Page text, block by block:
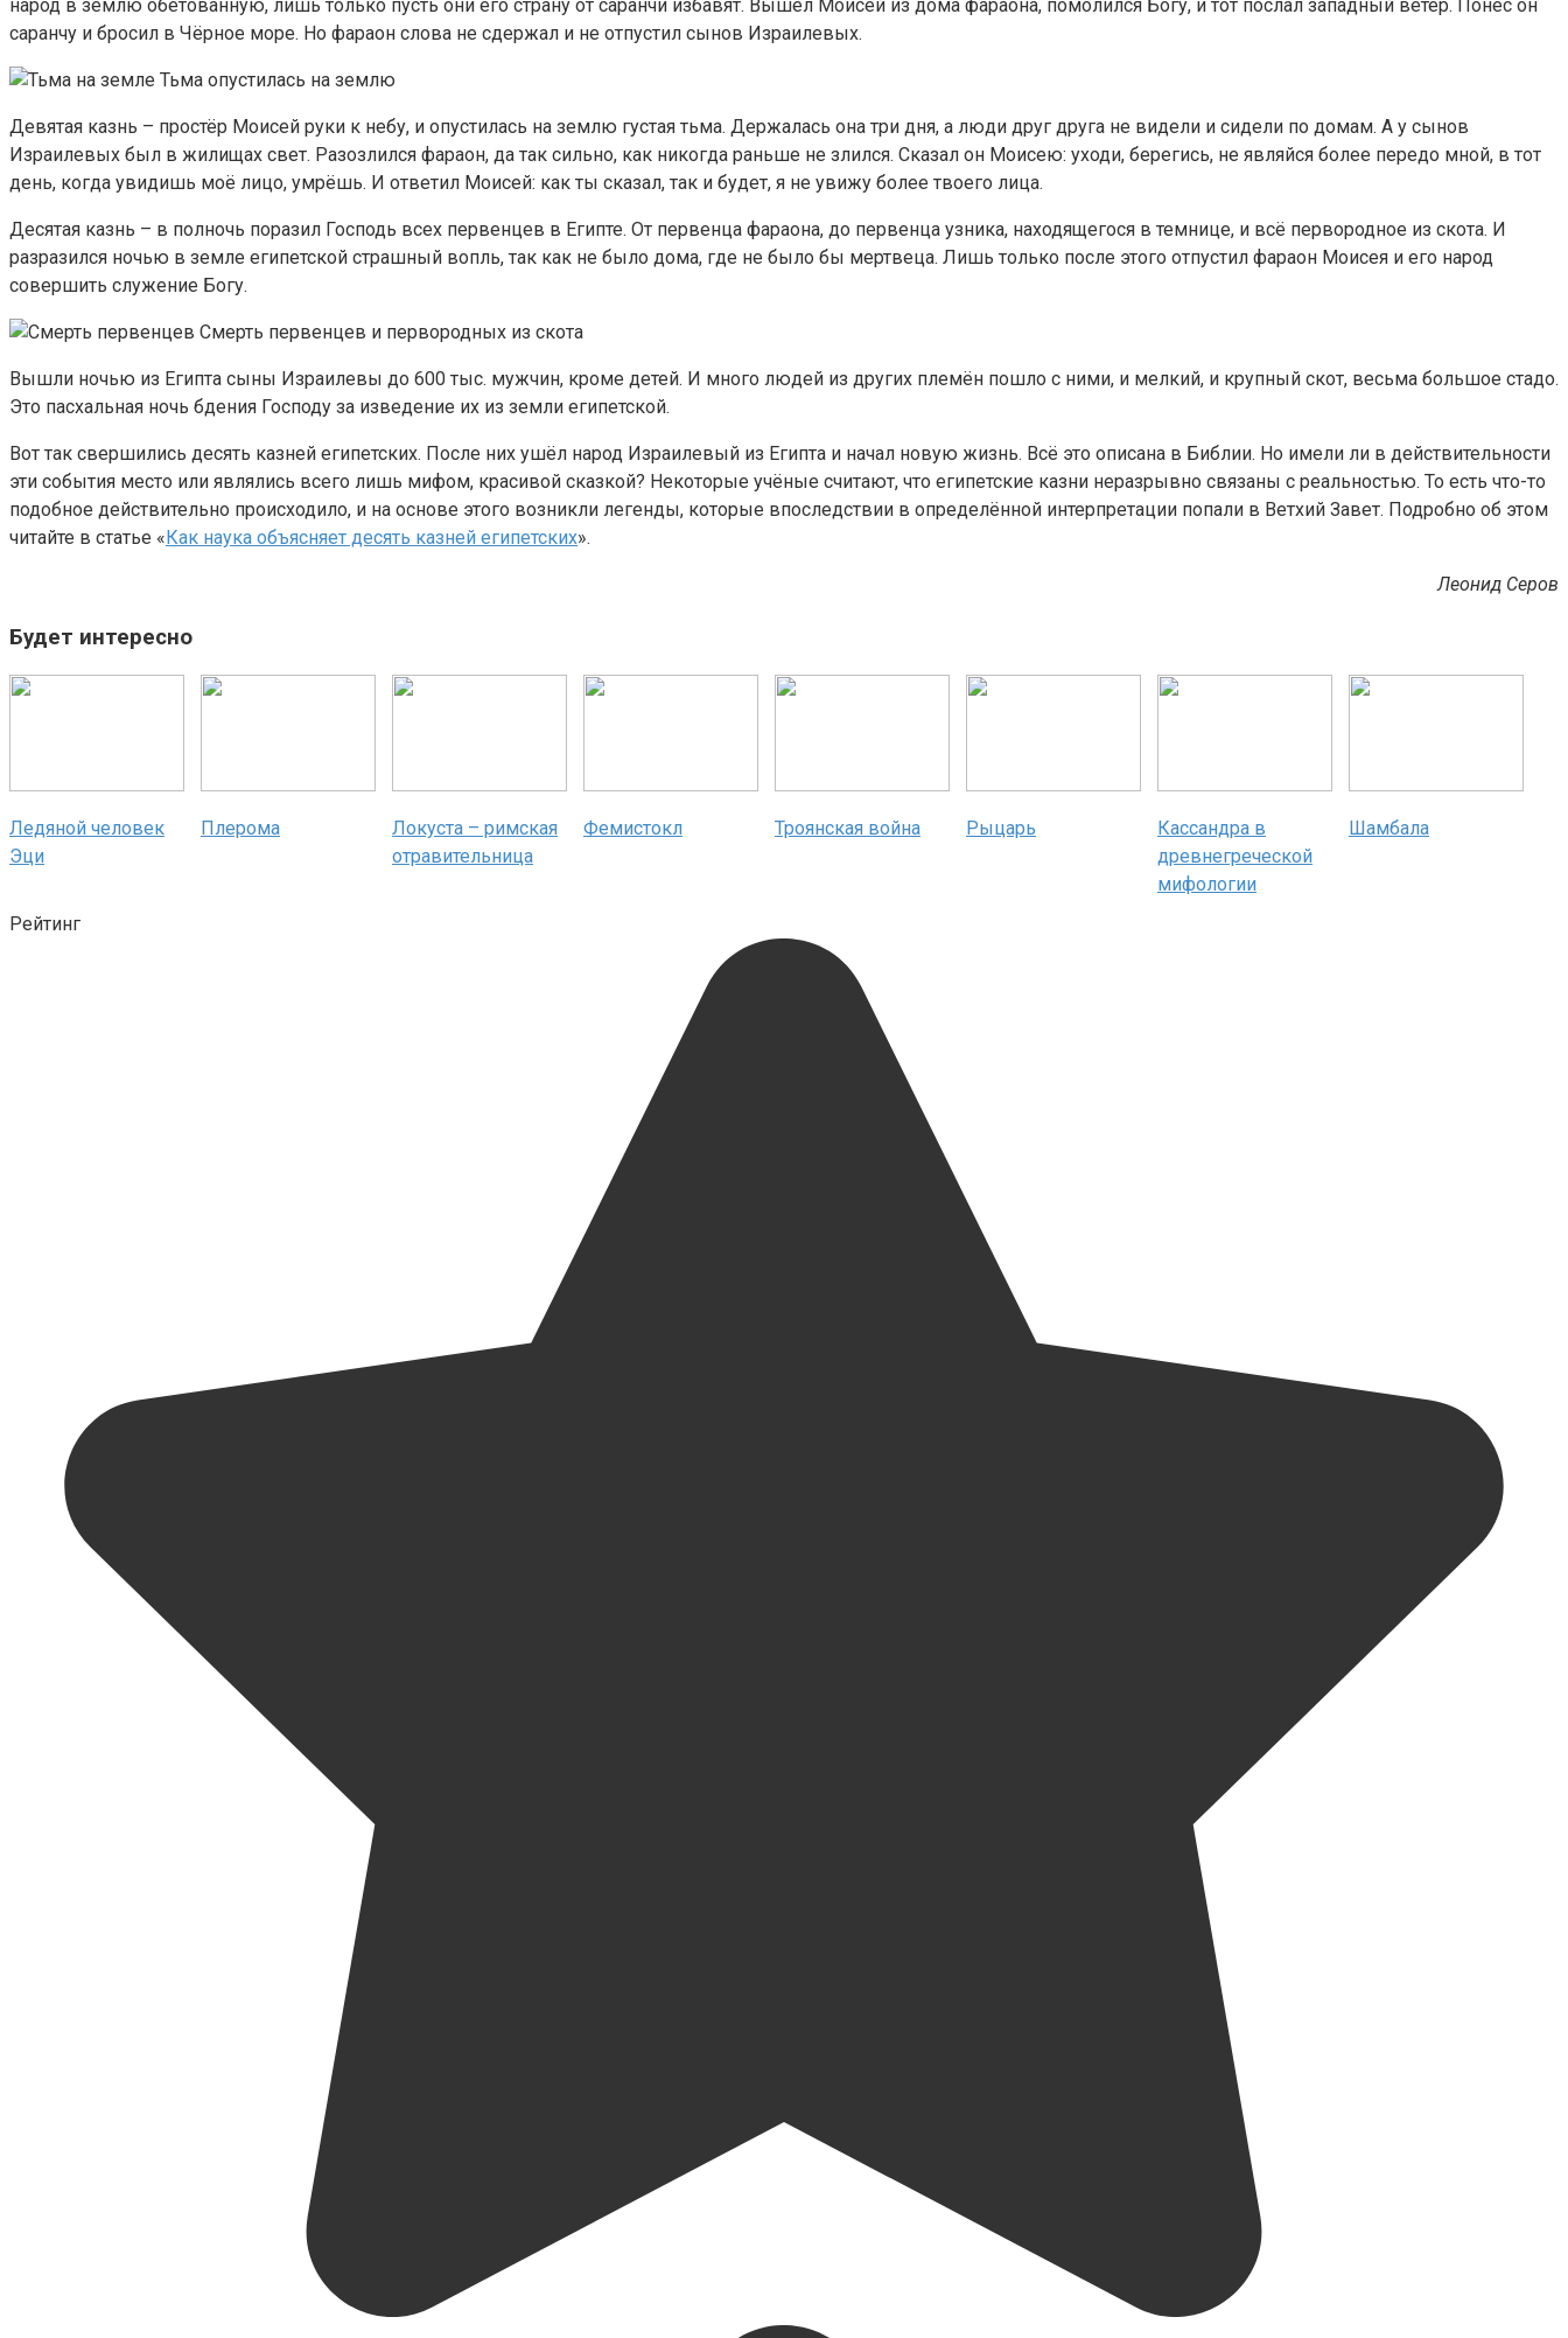
народ в землю обетованную, лишь только пусть они его страну от саранчи избавят. Вышел Моисей из дома фараона, помолился Богу, и тот послал западный ветер. Понёс он
саранчу и бросил в Чёрное море. Но фараон слова не сдержал и не отпустил сынов Израилевых.
Тьма опустилась на землю
Девятая казнь – простёр Моисей руки к небу, и опустилась на землю густая тьма. Держалась она три дня, а люди друг друга не видели и сидели по домам. А у сынов
Израилевых был в жилищах свет. Разозлился фараон, да так сильно, как никогда раньше не злился. Сказал он Моисею: уходи, берегись, не являйся более передо мной, в тот
день, когда увидишь моё лицо, умрёшь. И ответил Моисей: как ты сказал, так и будет, я не увижу более твоего лица.
Десятая казнь – в полночь поразил Господь всех первенцев в Египте. От первенца фараона, до первенца узника, находящегося в темнице, и всё первородное из скота. И
разразился ночью в земле египетской страшный вопль, так как не было дома, где не было бы мертвеца. Лишь только после этого отпустил фараон Моисея и его народ
совершить служение Богу.
Смерть первенцев и первородных из скота
Вышли ночью из Египта сыны Израилевы до 600 тыс. мужчин, кроме детей. И много людей из других племён пошло с ними, и мелкий, и крупный скот, весьма большое стадо.
Это пасхальная ночь бдения Господу за изведение их из земли египетской.
Вот так свершились десять казней египетских. После них ушёл народ Израилевый из Египта и начал новую жизнь. Всё это описана в Библии. Но имели ли в действительности
эти события место или являлись всего лишь мифом, красивой сказкой? Некоторые учёные считают, что египетские казни неразрывно связаны с реальностью. То есть что-то
подобное действительно происходило, и на основе этого возникли легенды, которые впоследствии в определённой интерпретации попали в Ветхий Завет. Подробно об этом
читайте в статье «Как наука объясняет десять казней египетских».
Леонид Серов
Будет интересно
Ледяной человек
Эци
Плерома
Локуста – римская
отравительница
Фемистокл Троянская война Рыцарь
Кассандра в
древнегреческой
мифологии
Шамбала
Рейтинг